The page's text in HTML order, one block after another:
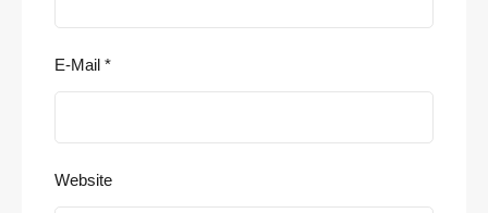
E-Mail *
Website